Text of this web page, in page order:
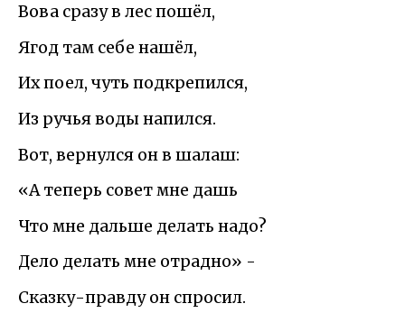
Вова сразу в лес пошёл,
Ягод там себе нашёл,
Их поел, чуть подкрепился,
Из ручья воды напился.
Вот, вернулся он в шалаш:
«А теперь совет мне дашь
Что мне дальше делать надо?
Дело делать мне отрадно» -
Сказку-правду он спросил.